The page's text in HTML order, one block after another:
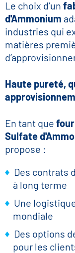
Le choix d’un
d'Ammonium
industries qui
matières
Haute pureté,
En tant que
Sulfate
propose :
Des contrats
à long terme
Une
mondiale
Des options
pour les